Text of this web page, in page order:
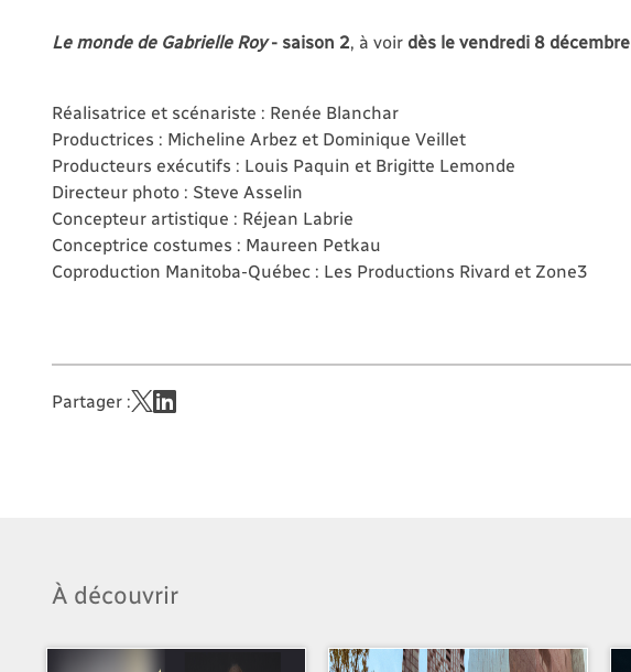
Le monde de Gabrielle Roy- saison 2, à voir dès le vendredi 8 décembre
Réalisatrice et scénariste : Renée Blanchar
Productrices : Micheline Arbez et Dominique Veillet
Producteurs exécutifs : Louis Paquin et Brigitte Lemonde
Directeur photo : Steve Asselin
Concepteur artistique : Réjean Labrie
Conceptrice costumes : Maureen Petkau
Coproduction Manitoba-Québec : Les Productions Rivard et Zone3
Partager :
À découvrir